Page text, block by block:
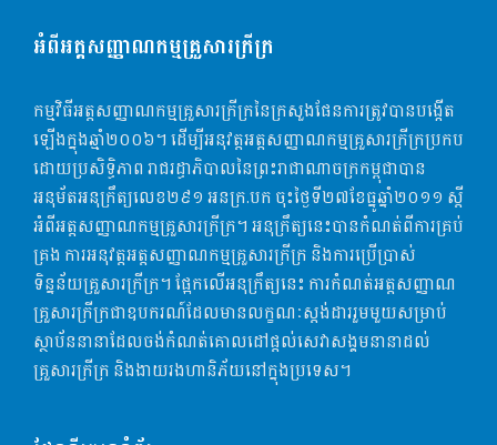
អំពីអត្តសញ្ញាណកម្មគ្រួសារក្រីក្រ
កម្មវិធីអត្តសញ្ញាណកម្មគ្រួសារក្រីក្រនៃក្រសួងផែនការត្រូវបានបង្កើត
ឡើងក្នុងឆ្មាំ២០០៦។ ដើម្បី​អនុវត្ដអត្តសញ្ញាណកម្មគ្រួសារក្រីក្រប្រកប
ដោយប្រសិទ្ធិភាព រាជរដ្ធាភិបាលនៃព្រះរាជាណាចក្រកម្ពុជាបាន
អនុម័តអនុក្រឹត្យលេខ​២៩១ អនក្រ.បក​ ចុះថ្ងៃទី២៧ខែធ្នូឆ្នាំ២០១១ ស្តី
អំពីអត្តសញ្ញាណកម្មគ្រួសារក្រីក្រ​។​ អនុក្រឹត្យនេះបានកំណត់ពីការគ្រប់
គ្រង ការអនុវត្តអត្តសញ្ញាណកម្មគ្រួសារក្រីក្រ និងការប្រើប្រាស់
ទិន្នន័យគ្រួសារក្រីក្រ។​ ផ្អែកលើអនុក្រឹត្យ​នេះ ការកំណត់អត្តសញ្ញាណ
គ្រួសារក្រីក្រជាឧបករណ៍ដែលមានលក្ខណៈ​ស្តង់ដាររួមមួយសម្រាប់
ស្ថាប័ននានាដែលចង់កំណត់គោលដៅផ្ដល់សេវាសង្គមនានាដល់
គ្រួសារក្រីក្រ និងងាយរងហានិភ័យនៅក្នុងប្រទេស។